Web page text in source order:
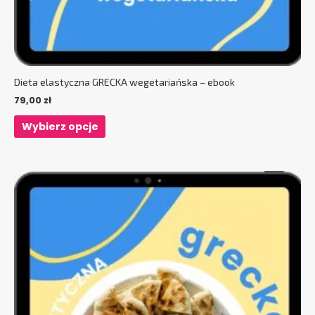
Dieta elastyczna GRECKA wegetariańska – ebook
79,00 zł
Wybierz opcje
Ten
produkt
wiele
wariantów.
Opcje
można
wybrać
na